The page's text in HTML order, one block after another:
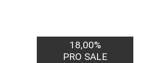
18,00%
PRO SALE